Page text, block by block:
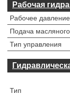
Рабочая
Рабочее
Подача
Тип управления
Тип